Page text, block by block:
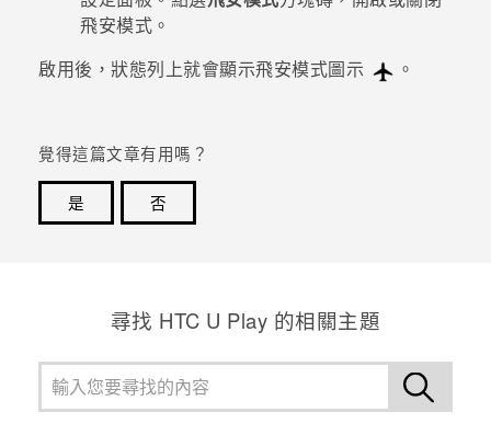
飛安模式。
啟用後，狀態列上就會顯示飛安模式圖示
。
覺得這篇文章有用嗎？
是
否
尋找 HTC U Play 的相關主題